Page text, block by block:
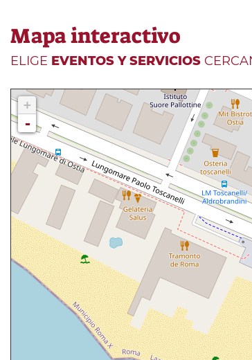
Mapa interactivo
ELIGE EVENTOS Y SERVICIOS
+
-